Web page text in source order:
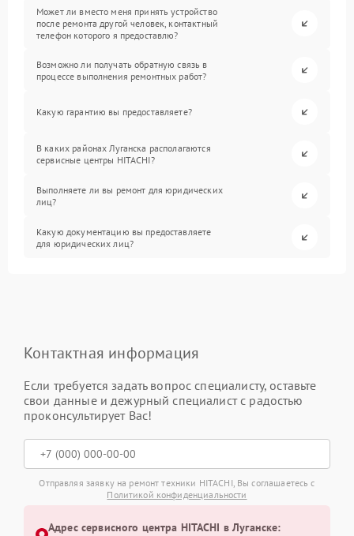
Может ли вместо меня принять устройство
после ремонта другой человек, контактный
телефон которого я предоставлю?
Возможно ли получать обратную связь в
процессе выполнения ремонтных работ?
Какую гарантию вы предоставляете?
В каких районах Луганска располагаются
сервисные центры HITACHI?
Выполняете ли вы ремонт для юридических
лиц?
Какую документацию вы предоставляете
для юридических лиц?
Контактная информация
Если требуется задать вопрос специалисту, оставьте
свои данные и дежурный специалист с радостью
проконсультирует Вас!
Отправляя заявку на ремонт техники HITACHI, Вы соглашаетесь с
Политикой конфиденциальности
Адрес сервисного центра HITACHI в Луганске: